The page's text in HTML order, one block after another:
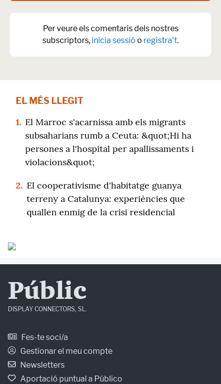
Per veure els comentaris dels nostres
subscriptors, inicia sessió o registra't.
EL MÉS LLEGIT
1. El Marroc s'acarnissa amb els migrants
subsaharians rumb a Ceuta: &quot;Hi ha
persones a l'hospital per apallissaments i
violacions&quot;
2. El cooperativisme d'habitatge guanya
terreny a Catalunya: experiències que
quallen enmig de la crisi residencial
Públic
DISPLAY CONNECTORS, SL.
Fes-te soci/a
Gestionar el meu compte
Newsletters
Aportació puntual a Público